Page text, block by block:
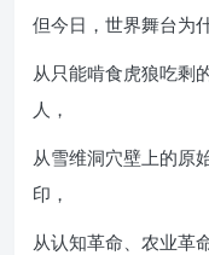
但今日，世界舞台为
从只能啃食虎狼吃剩
人，
从雪维洞穴壁上的原
印，
从认知革命、农业革